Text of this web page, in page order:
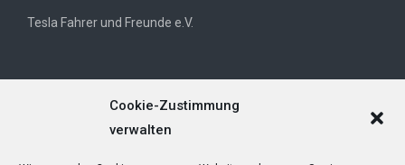
Cookie-Zustimmung
verwalten
Tesla Fahrer und Freunde e.V.